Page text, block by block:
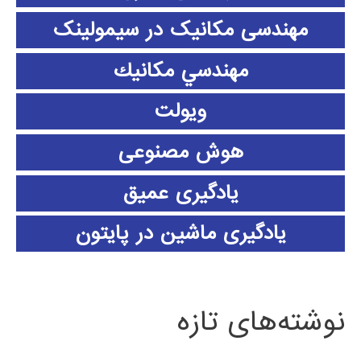
مهندسی مکانیک در سیمولینک
مهندسي مكانيك
ویولت
هوش مصنوعی
یادگیری عمیق
یادگیری ماشین در پایتون
نوشته‌های تازه